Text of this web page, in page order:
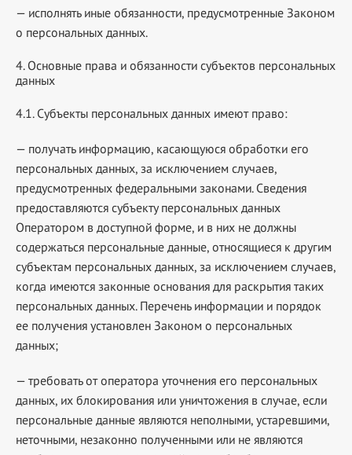
— исполнять иные обязанности, предусмотренные Законом
о персональных данных.
4. Основные права и обязанности субъектов персональных
данных
4.1. Субъекты персональных данных имеют право:
— получать информацию, касающуюся обработки его
персональных данных, за исключением случаев,
предусмотренных федеральными законами. Сведения
предоставляются субъекту персональных данных
Оператором в доступной форме, и в них не должны
содержаться персональные данные, относящиеся к другим
субъектам персональных данных, за исключением случаев,
когда имеются законные основания для раскрытия таких
персональных данных. Перечень информации и порядок
ее получения установлен Законом о персональных
данных;
— требовать от оператора уточнения его персональных
данных, их блокирования или уничтожения в случае, если
персональные данные являются неполными, устаревшими,
неточными, незаконно полученными или не являются